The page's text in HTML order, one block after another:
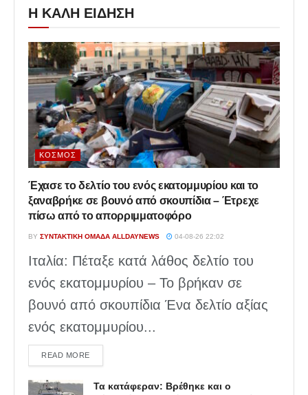
Η ΚΑΛΗ ΕΙΔΗΣΗ
ΚΌΣΜΟΣ
Έχασε το δελτίο του ενός εκατομμυρίου και το
ξαναβρήκε σε βουνό από σκουπίδια – Έτρεχε
πίσω από το απορριμματοφόρο
BY ΣΥΝΤΑΚΤΙΚΉ ΟΜΆΔΑ ALLDAYNEWS 04-08-26 22:02
Ιταλία: Πέταξε κατά λάθος δελτίο του
ενός εκατομμυρίου – Το βρήκαν σε
βουνό από σκουπίδια Ένα δελτίο αξίας
ενός εκατομμυρίου...
READ MOREDETAILS
Τα κατάφεραν: Βρέθηκε και ο